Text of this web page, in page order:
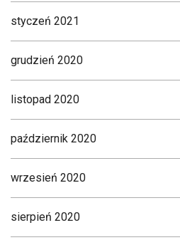
styczeń 2021
grudzień 2020
listopad 2020
październik 2020
wrzesień 2020
sierpień 2020